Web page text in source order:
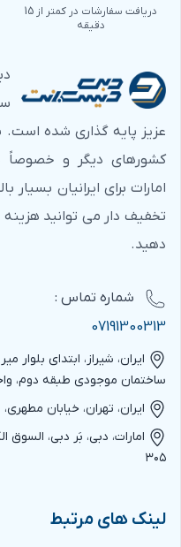
دریافت سفارشات در کمتر از 15
دقیقه
عزیز پایه گذاری شده است.
کشورهای دیگر و خصوصاً
امارات برای ایرانیان بسیار
تخفیف دار می توانید
دهید.
شماره‌ تماس :
07191300313
ایران، شیراز، ابتدای بلوار
ساختمان موجودی طبقه دوم،
ایران، تهران، خیابان
۳۰۵
لینک های مرتبط